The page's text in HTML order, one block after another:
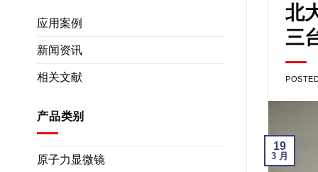
应用案例
新闻资讯
相关文献
产品类别
原子力显微镜
北
三
19
3 月